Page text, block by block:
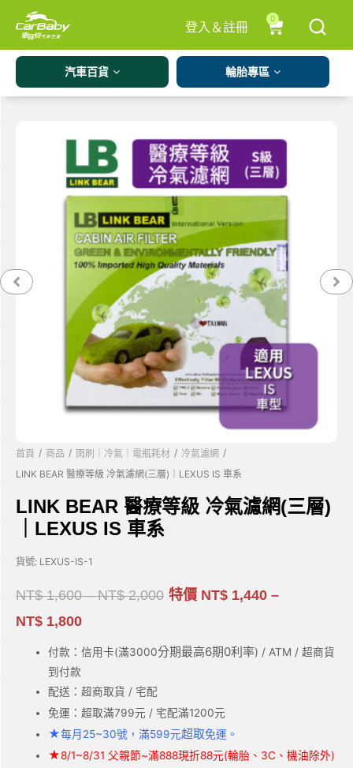
登入＆註冊
0
汽車百貨 輪胎專區
首頁 / 商品 / 雨刷｜冷氣｜電瓶耗材 / 冷氣濾網 /
LINK BEAR 醫療等級 冷氣濾網(三層)｜LEXUS IS 車系
LINK BEAR 醫療等級 冷氣濾網(三層)
｜LEXUS IS 車系
貨號: LEXUS-IS-1
NT$1,600–NT$2,000 特價 NT$ 1,440 –
NT$ 1,800
付款：信用卡(滿3000分期最高6期0利率) / ATM / 超商貨
到付款
配送：超商取貨 / 宅配
免運：超取滿799元 / 宅配滿1200元
★每月25~30號，滿599元超取免運。
★8/1~8/31 父親節~滿888現折88元(輪胎、3C、機油除外)